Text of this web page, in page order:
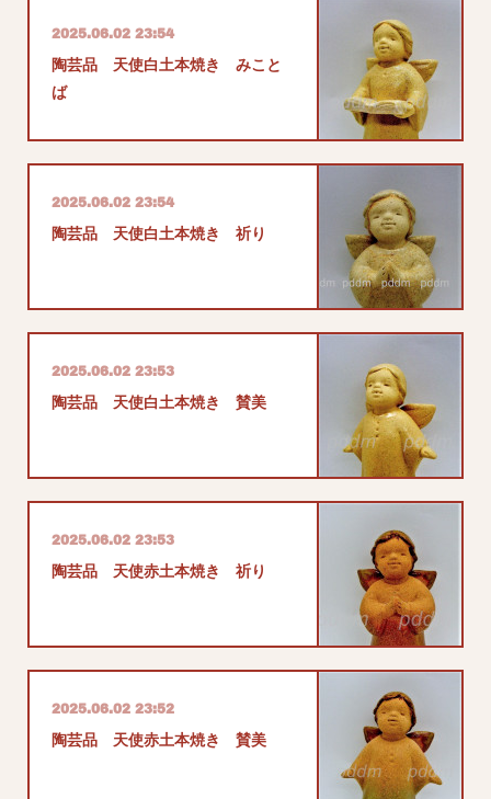
2025.06.02 23:54
陶芸品 天使白土本焼き みこと
ば
2025.06.02 23:54
陶芸品 天使白土本焼き 祈り
2025.06.02 23:53
陶芸品 天使白土本焼き 賛美
2025.06.02 23:53
陶芸品 天使赤土本焼き 祈り
2025.06.02 23:52
陶芸品 天使赤土本焼き 賛美